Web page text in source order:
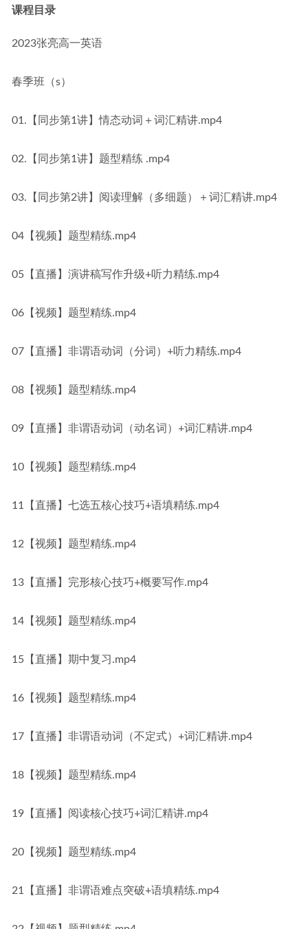
课程目录
2023张亮高一英语
春季班（s）
01.【同步第1讲】情态动词＋词汇精讲.mp4
02.【同步第1讲】题型精练 .mp4
03.【同步第2讲】阅读理解（多细题）＋词汇精讲.mp4
04【视频】题型精练.mp4
05【直播】演讲稿写作升级+听力精练.mp4
06【视频】题型精练.mp4
07【直播】非谓语动词（分词）+听力精练.mp4
08【视频】题型精练.mp4
09【直播】非谓语动词（动名词）+词汇精讲.mp4
10【视频】题型精练.mp4
11【直播】七选五核心技巧+语填精练.mp4
12【视频】题型精练.mp4
13【直播】完形核心技巧+概要写作.mp4
14【视频】题型精练.mp4
15【直播】期中复习.mp4
16【视频】题型精练.mp4
17【直播】非谓语动词（不定式）+词汇精讲.mp4
18【视频】题型精练.mp4
19【直播】阅读核心技巧+词汇精讲.mp4
20【视频】题型精练.mp4
21【直播】非谓语难点突破+语填精练.mp4